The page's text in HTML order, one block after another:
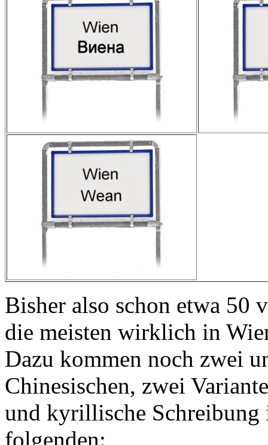
Bisher also schon etwa 50
die meisten wirklich in
Dazu kommen noch zwei
Chinesischen, zwei
und kyrillische Schreibung
folgenden: